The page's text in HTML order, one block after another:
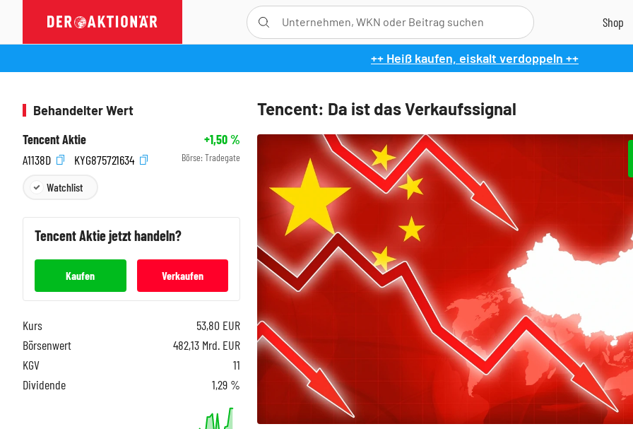
++ Heiß kaufen, eiskalt verdoppeln ++
Tencent: Da ist das Verkaufssignal
Behandelter Wert
Tencent Aktie
+1,50%
A1138D
KYG875721634 Börse: Tradegate
Watchlist
TencentAktie jetzt handeln?
Kaufen Verkaufen
Kurs 53,80 EUR
Börsenwert
482,13 Mrd. EUR
KGV
11
Dividende
1,29 %